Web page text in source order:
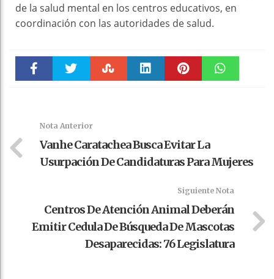
de la salud mental en los centros educativos, en
coordinación con las autoridades de salud.
Nota Anterior
Vanhe Caratachea Busca Evitar La
Usurpación De Candidaturas Para Mujeres
Siguiente Nota
Centros De Atención Animal Deberán
Emitir Cedula De Búsqueda De Mascotas
Desaparecidas: 76 Legislatura